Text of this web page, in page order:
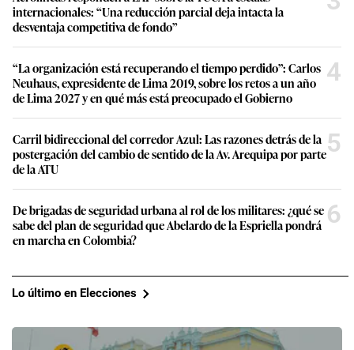
internacionales: “Una reducción parcial deja intacta la
desventaja competitiva de fondo”
“La organización está recuperando el tiempo perdido”: Carlos
Neuhaus, expresidente de Lima 2019, sobre los retos a un año
de Lima 2027 y en qué más está preocupado el Gobierno
4
Carril bidireccional del corredor Azul: Las razones detrás de la
postergación del cambio de sentido de la Av. Arequipa por parte
de la ATU
5
De brigadas de seguridad urbana al rol de los militares: ¿qué se
sabe del plan de seguridad que Abelardo de la Espriella pondrá
en marcha en Colombia?
6
Lo último en Elecciones